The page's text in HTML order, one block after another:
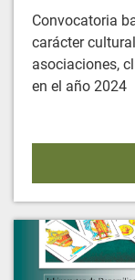
Convocatoria
carácter
asociaciones,
en el año 2024